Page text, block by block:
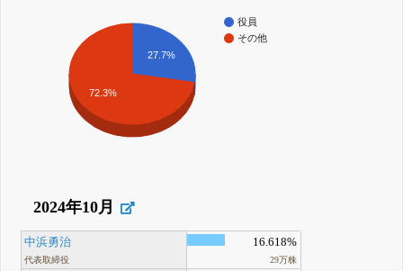
役員
その他
27.7%
72.3%
2024年10月
中浜勇治
代表取締役
16.618%
29万株